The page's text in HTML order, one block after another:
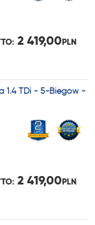
2 419,00PLN
1.4 TDi - 5-Biegów -
2 419,00PLN